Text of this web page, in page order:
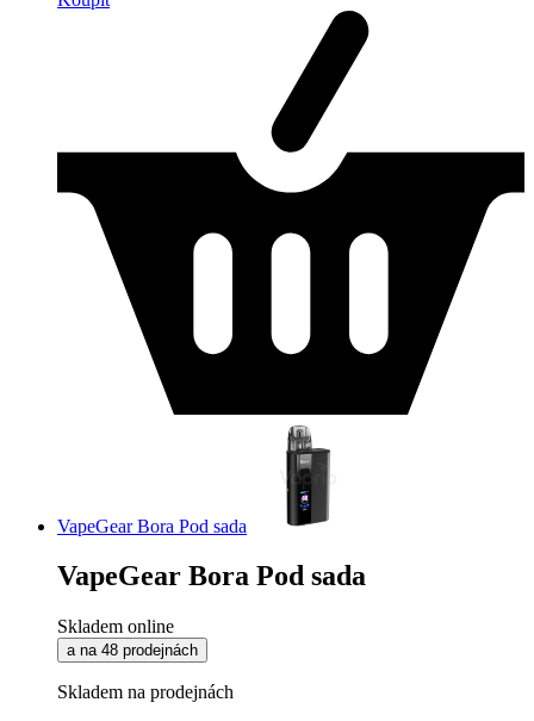
VapeGear Bora Pod sada
VapeGear Bora Pod sada
Skladem online
a na 48 prodejnách
Skladem na prodejnách